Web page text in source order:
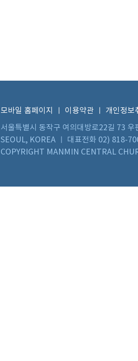
모바일 홈페이지 이용약관
개인정보
서울특별시 동작구 여의대방로22길 73
SEOUL, KOREA ㅣ 대표전화 02) 818-
COPYRIGHT MANMIN CENTRAL